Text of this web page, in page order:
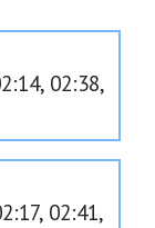
02:38,
02:41,